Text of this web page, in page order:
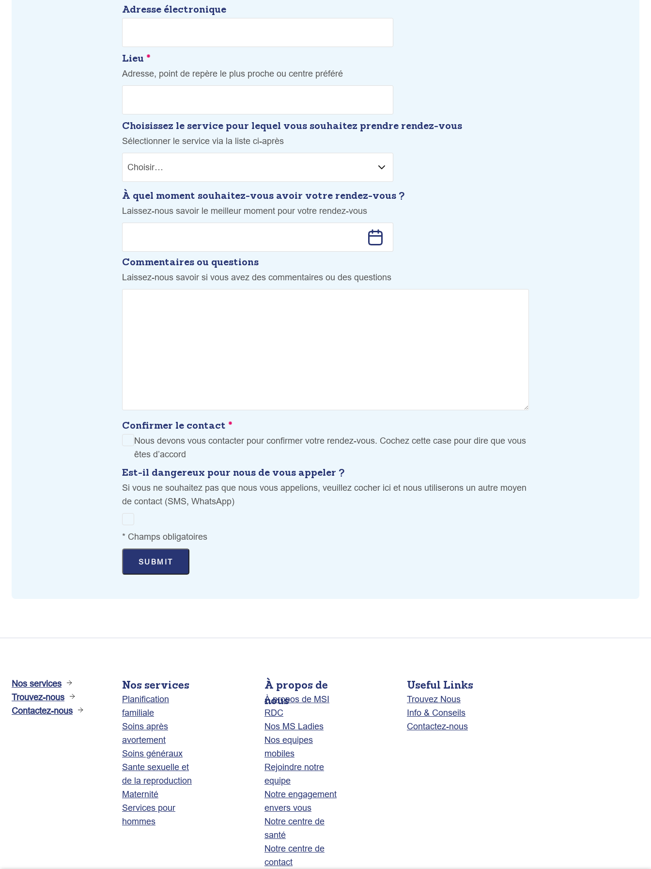
Adresse électronique
Lieu *
Adresse, point de repère le plus proche ou centre préféré
Choisissez le service pour lequel vous souhaitez prendre rendez-vous
Sélectionner le service via la liste ci-après
À quel moment souhaitez-vous avoir votre rendez-vous ?
Laissez-nous savoir le meilleur moment pour votre rendez-vous
Commentaires ou questions
Laissez-nous savoir si vous avez des commentaires ou des questions
Confirmer le contact *
Nous devons vous contacter pour confirmer votre rendez-vous. Cochez cette case pour dire que vous
êtes d’accord
Est-il dangereux pour nous de vous appeler ?
Si vous ne souhaitez pas que nous vous appelions, veuillez cocher ici et nous utiliserons un autre moyen
de contact (SMS, WhatsApp)
* Champs obligatoires
Nos services
Trouvez-nous
Contactez-nous
Nos services
Planification
familiale
Soins après
avortement
Soins généraux
Sante sexuelle et
de la reproduction
Maternité
Services pour
hommes
À propos de
nous
À propos de MSI
RDC
Nos MS Ladies
Nos equipes
mobiles
Rejoindre notre
equipe
Notre engagement
envers vous
Notre centre de
santé
Notre centre de
contact
Useful Links
Trouvez Nous
Info & Conseils
Contactez-nous